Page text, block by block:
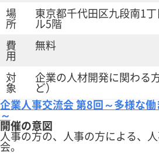
場
所
東京都千代田区九段南1
ル5階
費
用
無料
対
象
企業の人材開発に関わる
ど）
企業人事交流会 第8回～多様な
～
開催の意図
人事の方の、人事の方による、
会。